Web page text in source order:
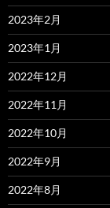
2023年2月
2023年1月
2022年12月
2022年11月
2022年10月
2022年9月
2022年8月